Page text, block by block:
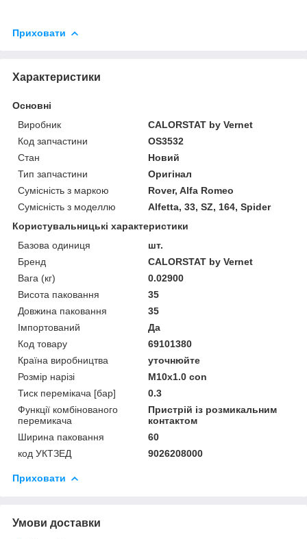
Приховати
Характеристики
Основні
Виробник
CALORSTAT by Vernet
Код запчастини
OS3532
Стан
Новий
Тип запчастини
Оригінал
Сумісність з маркою
Rover, Alfa Romeo
Сумісність з моделлю
Alfetta, 33, SZ, 164, Spider
Користувальницькі характеристики
Базова одиниця
шт.
Бренд
CALORSTAT by Vernet
Вага (кг)
0.02900
Висота паковання
35
Довжина паковання
35
Імпортований
Да
Код товару
69101380
Країна виробництва
уточнюйте
Розмір нарізі
M10x1.0 con
Тиск перемікача [бар]
0.3
Функції комбінованого
перемикача
Пристрій із розмикальним
контактом
Ширина паковання
60
код УКТЗЕД
9026208000
Приховати
Умови доставки